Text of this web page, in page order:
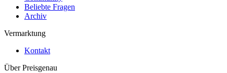
Beliebte Fragen
Archiv
Vermarktung
Kontakt
Über Preisgenau